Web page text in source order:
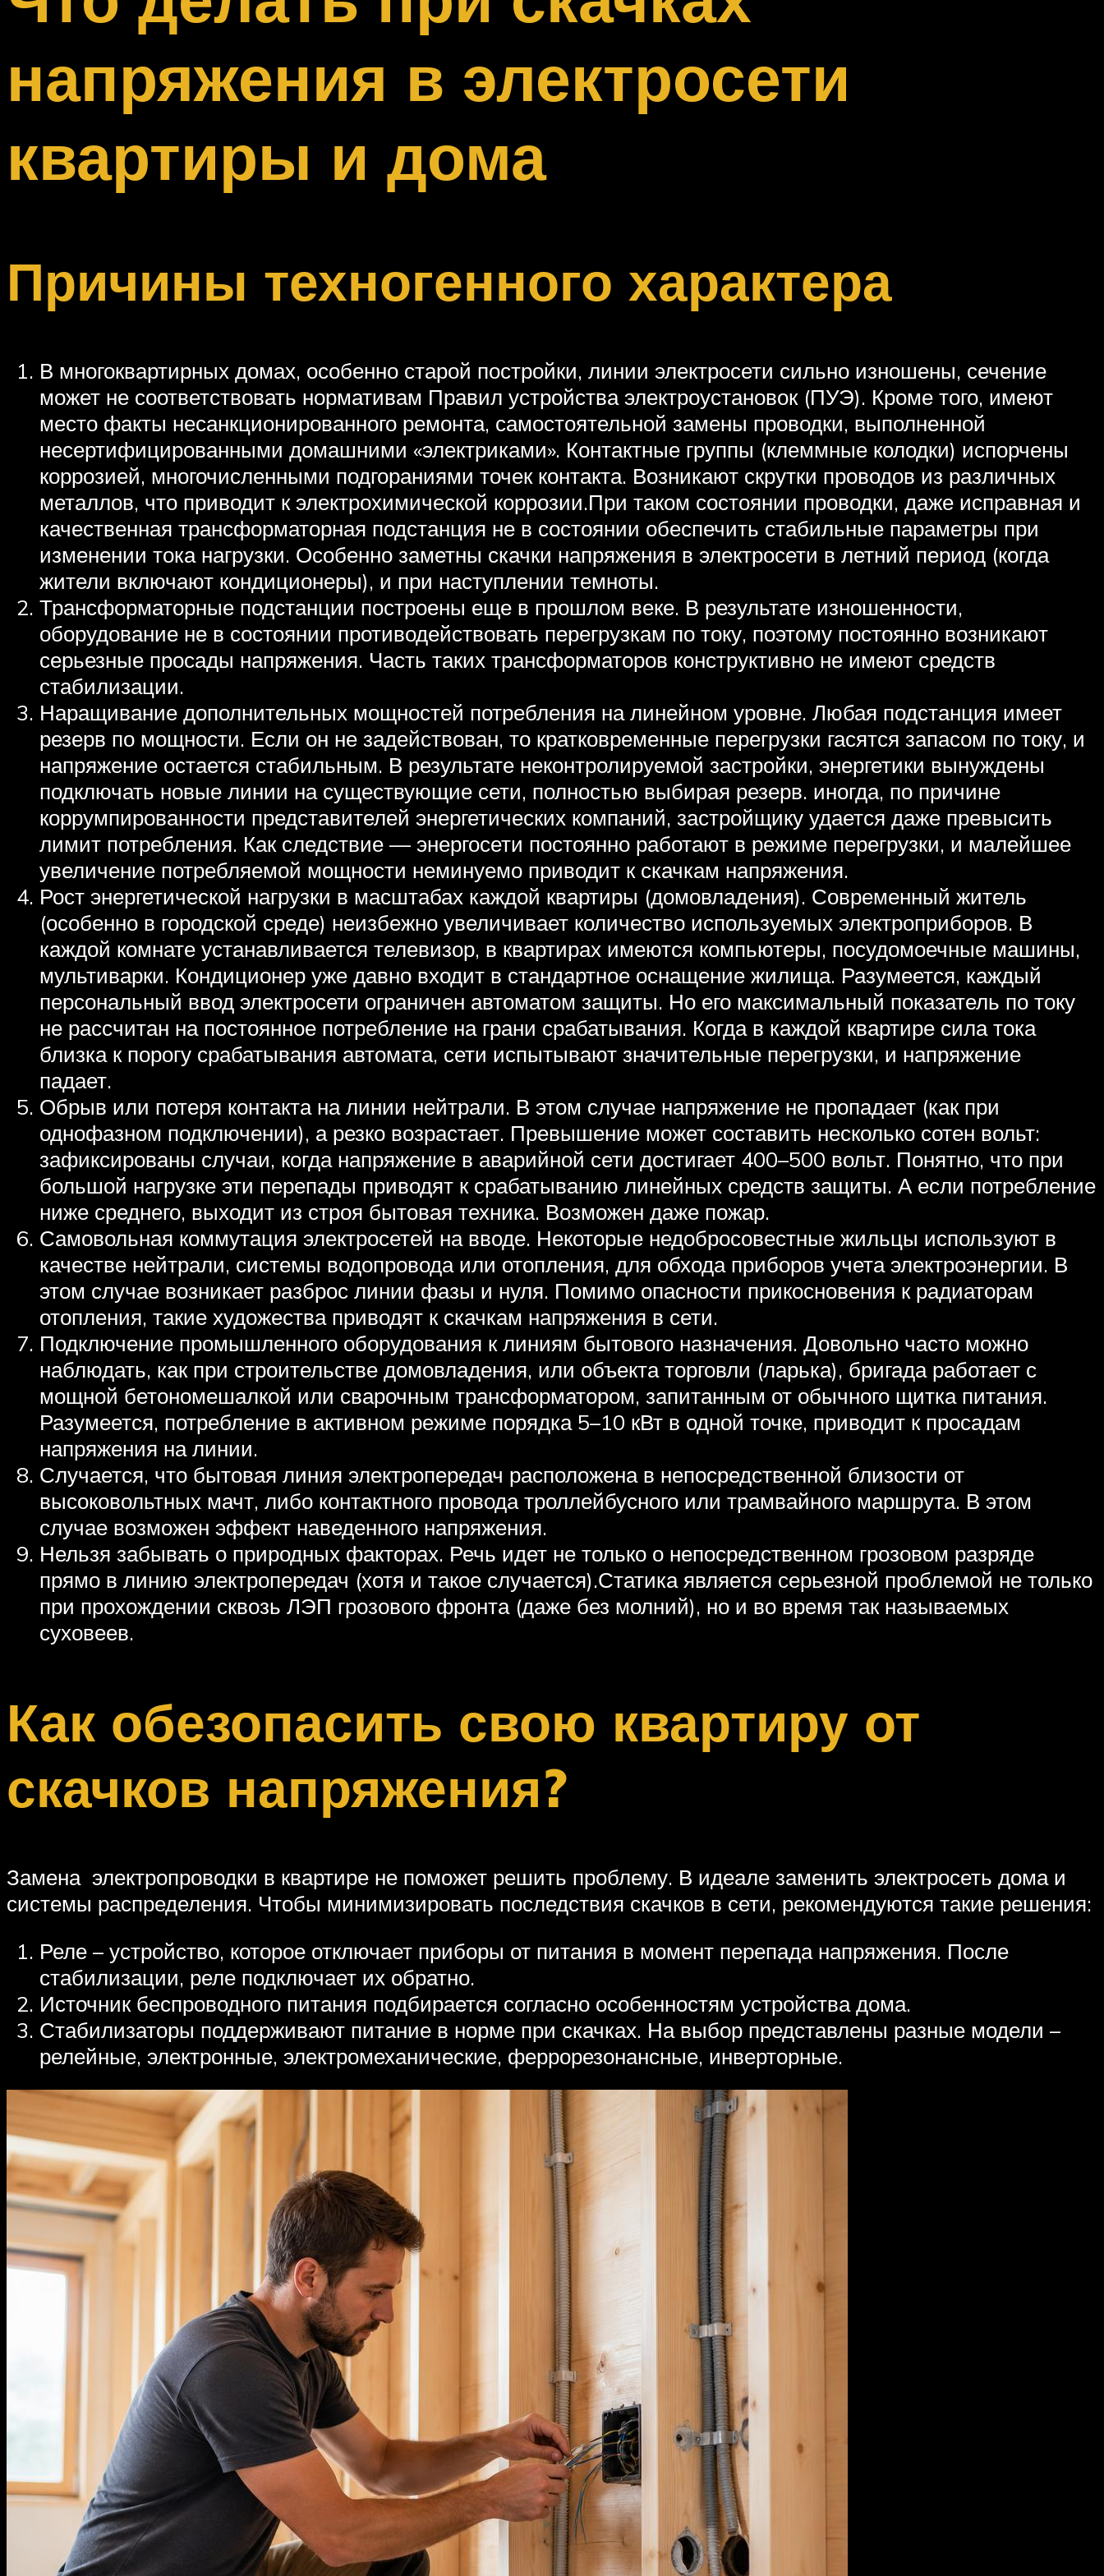
напряжения в электросети
квартиры и дома
Причины техногенного характера
В многоквартирных домах, особенно старой постройки, линии электросети сильно изношены, сечение
может не соответствовать нормативам Правил устройства электроустановок (ПУЭ). Кроме того, имеют
место факты несанкционированного ремонта, самостоятельной замены проводки, выполненной
несертифицированными домашними «электриками». Контактные группы (клеммные колодки) испорчены
коррозией, многочисленными подгораниями точек контакта. Возникают скрутки проводов из различных
металлов, что приводит к электрохимической коррозии.При таком состоянии проводки, даже исправная и
качественная трансформаторная подстанция не в состоянии обеспечить стабильные параметры при
изменении тока нагрузки. Особенно заметны скачки напряжения в электросети в летний период (когда
жители включают кондиционеры), и при наступлении темноты.
Трансформаторные подстанции построены еще в прошлом веке. В результате изношенности,
оборудование не в состоянии противодействовать перегрузкам по току, поэтому постоянно возникают
серьезные просады напряжения. Часть таких трансформаторов конструктивно не имеют средств
стабилизации.
Наращивание дополнительных мощностей потребления на линейном уровне. Любая подстанция имеет
резерв по мощности. Если он не задействован, то кратковременные перегрузки гасятся запасом по току, и
напряжение остается стабильным. В результате неконтролируемой застройки, энергетики вынуждены
подключать новые линии на существующие сети, полностью выбирая резерв. иногда, по причине
коррумпированности представителей энергетических компаний, застройщику удается даже превысить
лимит потребления. Как следствие — энергосети постоянно работают в режиме перегрузки, и малейшее
увеличение потребляемой мощности неминуемо приводит к скачкам напряжения.
Рост энергетической нагрузки в масштабах каждой квартиры (домовладения). Современный житель
(особенно в городской среде) неизбежно увеличивает количество используемых электроприборов. В
каждой комнате устанавливается телевизор, в квартирах имеются компьютеры, посудомоечные машины,
мультиварки. Кондиционер уже давно входит в стандартное оснащение жилища. Разумеется, каждый
персональный ввод электросети ограничен автоматом защиты. Но его максимальный показатель по току
не рассчитан на постоянное потребление на грани срабатывания. Когда в каждой квартире сила тока
близка к порогу срабатывания автомата, сети испытывают значительные перегрузки, и напряжение
падает.
Обрыв или потеря контакта на линии нейтрали. В этом случае напряжение не пропадает (как при
однофазном подключении), а резко возрастает. Превышение может составить несколько сотен вольт:
зафиксированы случаи, когда напряжение в аварийной сети достигает 400–500 вольт. Понятно, что при
большой нагрузке эти перепады приводят к срабатыванию линейных средств защиты. А если потребление
ниже среднего, выходит из строя бытовая техника. Возможен даже пожар.
Самовольная коммутация электросетей на вводе. Некоторые недобросовестные жильцы используют в
качестве нейтрали, системы водопровода или отопления, для обхода приборов учета электроэнергии. В
этом случае возникает разброс линии фазы и нуля. Помимо опасности прикосновения к радиаторам
отопления, такие художества приводят к скачкам напряжения в сети.
Подключение промышленного оборудования к линиям бытового назначения. Довольно часто можно
наблюдать, как при строительстве домовладения, или объекта торговли (ларька), бригада работает с
мощной бетономешалкой или сварочным трансформатором, запитанным от обычного щитка питания.
Разумеется, потребление в активном режиме порядка 5–10 кВт в одной точке, приводит к просадам
напряжения на линии.
Случается, что бытовая линия электропередач расположена в непосредственной близости от
высоковольтных мачт, либо контактного провода троллейбусного или трамвайного маршрута. В этом
случае возможен эффект наведенного напряжения.
Нельзя забывать о природных факторах. Речь идет не только о непосредственном грозовом разряде
прямо в линию электропередач (хотя и такое случается).Статика является серьезной проблемой не только
при прохождении сквозь ЛЭП грозового фронта (даже без молний), но и во время так называемых
суховеев.
Как обезопасить свою квартиру от
скачков напряжения?
Замена электропроводки в квартире не поможет решить проблему. В идеале заменить электросеть дома и
системы распределения. Чтобы минимизировать последствия скачков в сети, рекомендуются такие решения:
Реле – устройство, которое отключает приборы от питания в момент перепада напряжения. После
стабилизации, реле подключает их обратно.
Источник беспроводного питания подбирается согласно особенностям устройства дома.
Стабилизаторы поддерживают питание в норме при скачках. На выбор представлены разные модели –
релейные, электронные, электромеханические, феррорезонансные, инверторные.